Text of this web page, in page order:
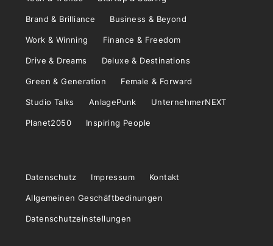
Brand & Brilliance Business & Beyond
Work & Winning Finance & Freedom
Drive & Dreams Deluxe & Destinations
Green & Generation Female & Forward
Studio Talks AnlagePunk UnternehmerNEXT
Planet2050 Inspiring People
Datenschutz Impressum Kontakt
Allgemeinen Geschäftbedinungen
Datenschutzeinstellungen